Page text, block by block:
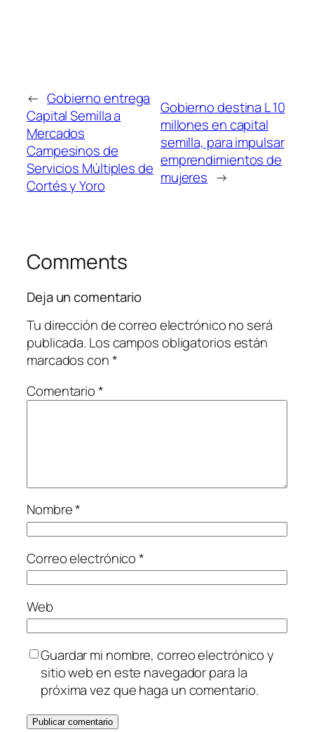
← Gobierno entrega
Capital Semilla a
Mercados
Campesinos de
Servicios Múltiples de
Cortés y Yoro
Gobierno destina L 10
millones en capital
semilla, para impulsar
emprendimientos de
mujeres →
Comments
Deja un comentario
Tu dirección de correo electrónico no será
publicada. Los campos obligatorios están
marcados con*
Comentario*
Nombre*
Correo electrónico*
Web
Guardar mi nombre, correo electrónico y
sitio web en este navegador para la
próxima vez que haga un comentario.